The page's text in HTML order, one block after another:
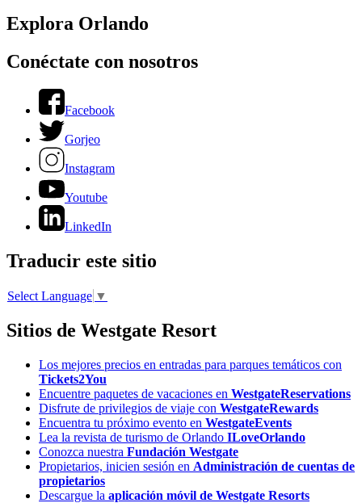
Explora Orlando
Conéctate con nosotros
Facebook
Gorjeo
Instagram
Youtube
LinkedIn
Traducir este sitio
Select Language ▼
Sitios de Westgate Resort
Los mejores precios en entradas para parques temáticos con
Tickets2You
Encuentre paquetes de vacaciones en WestgateReservations
Disfrute de privilegios de viaje con WestgateRewards
Encuentra tu próximo evento en WestgateEvents
Lea la revista de turismo de Orlando ILoveOrlando
Conozca nuestra Fundación Westgate
Propietarios, inicien sesión en Administración de cuentas de
propietarios
Descargue la aplicación móvil de Westgate Resorts